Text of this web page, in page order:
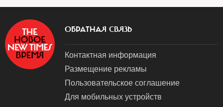
ОБРАТНАЯ СВЯЗЬ
Контактная информация
Размещение рекламы
Пользовательское соглашение
Для мобильных устройств